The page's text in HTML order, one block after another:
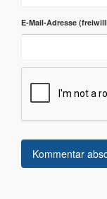
E-Mail-Adresse